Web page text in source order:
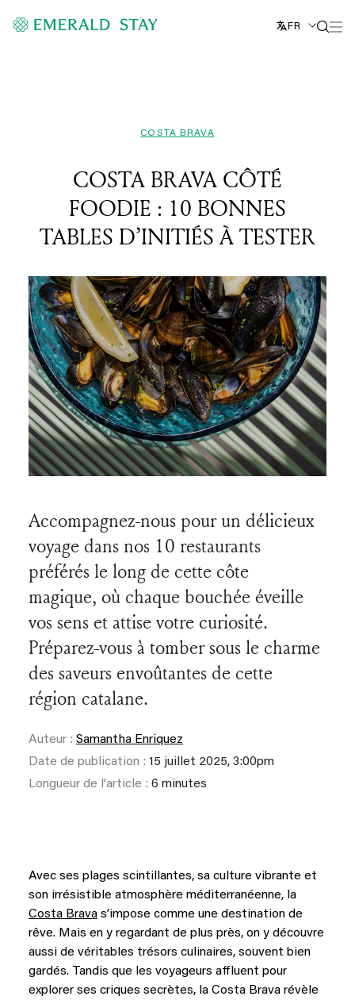
FR
COSTA BRAVA
COSTA BRAVA CÔTÉ
FOODIE : 10 BONNES
TABLES D’INITIÉS À TESTER
Accompagnez-nous pour un délicieux
voyage dans nos 10 restaurants
préférés le long de cette côte
magique, où chaque bouchée éveille
vos sens et attise votre curiosité.
Préparez-vous à tomber sous le charme
des saveurs envoûtantes de cette
région catalane.
Auteur : Samantha Enriquez
Date de publication : 15 juillet 2025, 3:00pm
Longueur de l'article : 6 minutes
Avec ses plages scintillantes, sa culture vibrante et
son irrésistible atmosphère méditerranéenne, la
Costa Brava s’impose comme une destination de
rêve. Mais en y regardant de plus près, on y découvre
aussi de véritables trésors culinaires, souvent bien
gardés. Tandis que les voyageurs affluent pour
explorer ses criques secrètes, la Costa Brava révèle